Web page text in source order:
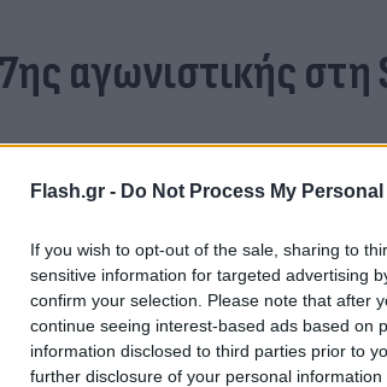
Flash.gr - Do Not Process My
If you wish to opt-out of the sale, sharing to
sensitive information for targeted advertising
confirm your selection. Please note that after
continue seeing interest-based ads based on
information disclosed to third parties prior to
further disclosure of your personal
αγωνιστικής